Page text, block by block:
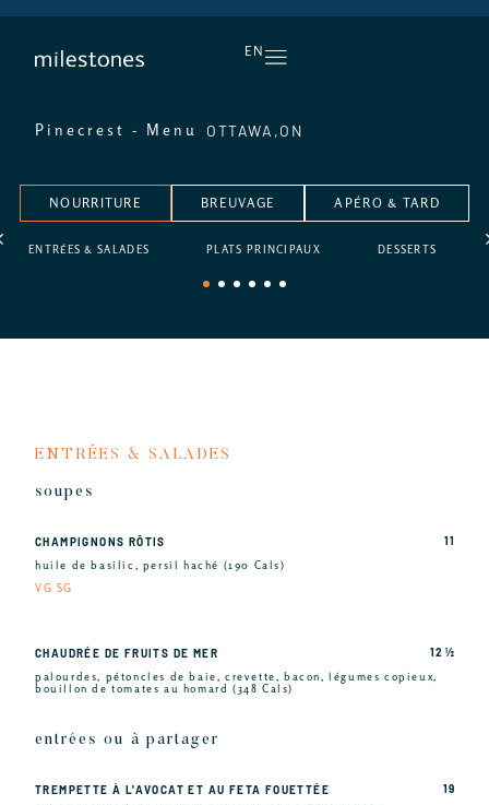
EN
Pinecrest - Menu OTTAWA,ON
NOURRITURE BREUVAGE APÉRO & TARD
ENTRÉES & SALADES PLATS PRINCIPAUX DESSERTS
ENTRÉES & SALADES
soupes
CHAMPIGNONS RÔTIS
huile de basilic, persil haché (190 Cals)
VG SG
11
CHAUDRÉE DE FRUITS DE MER
palourdes, pétoncles de baie, crevette, bacon, légumes copieux,
bouillon de tomates au homard (348 Cals)
12 ½
entrées ou à partager
TREMPETTE À L'AVOCAT ET AU FETA FOUETTÉE 19